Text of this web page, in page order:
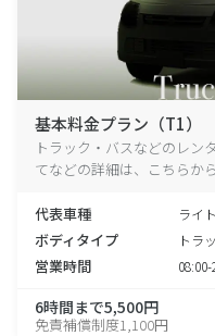
基本料金プラン（T1）
トラック・バスなどのレン
てなどの詳細は、こちらか
代表車種 ライ
ボディタイプ トラ
営業時間
6時間まで5,500円
免責補償制度1,100円